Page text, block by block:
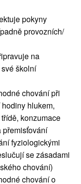
pokyny
provozních/
na
školní
chování při
hlukem,
konzumace
přemisťování
fyziologickými
se zásadami
chování)
chování o